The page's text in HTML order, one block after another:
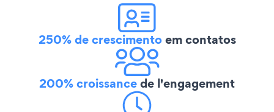
250% de crescimentoem contatos
200% croissancede l'engagement